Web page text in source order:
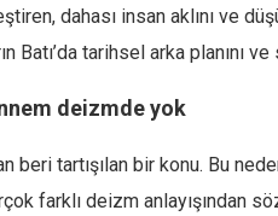
dahası insan aklını ve
Batı’da tarihsel arka planını
deizmde yok
beri tartışılan bir konu. Bu
farklı deizm anlayışından